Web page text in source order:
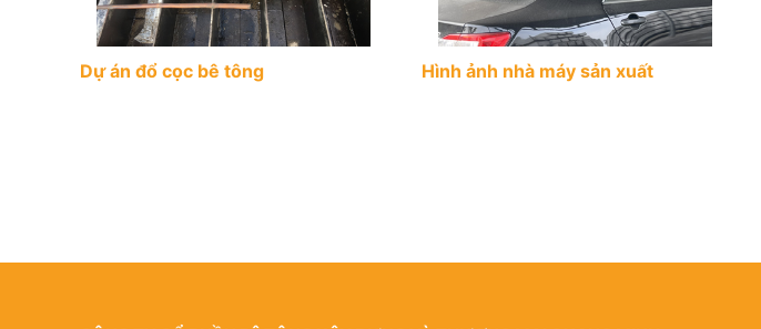
Dự án đổ cọc bê tông Hình ảnh nhà máy sản xuất